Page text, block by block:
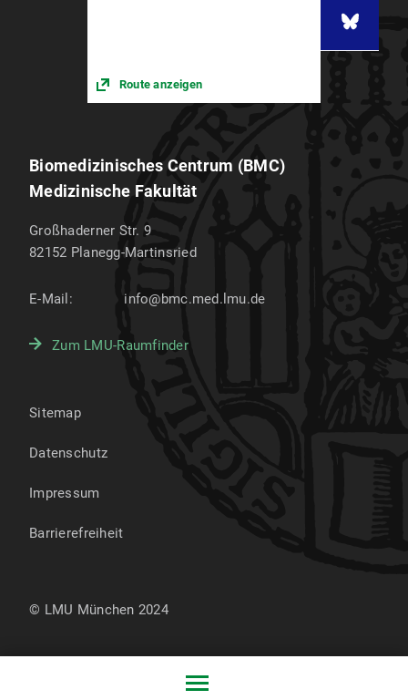
Route anzeigen
Biomedizinisches Centrum (BMC)
Medizinische Fakultät
Großhaderner Str. 9
82152 Planegg-Martinsried
E-Mail: info@bmc.med.lmu.de
Zum LMU-Raumfinder
Sitemap
Datenschutz
Impressum
Barrierefreiheit
© LMU München 2024